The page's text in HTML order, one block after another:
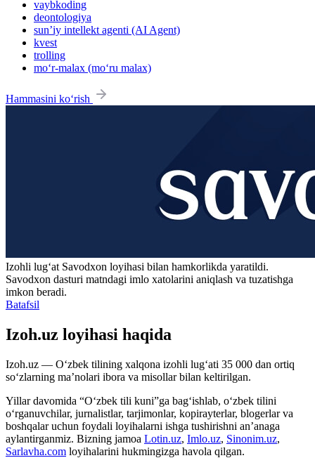
vaybkoding
deontologiya
sun’iy intellekt agenti (AI Agent)
kvest
trolling
mo‘r-malax (mo‘ru malax)
Hammasini ko‘rish
Izohli lugʻat Savodxon loyihasi bilan hamkorlikda yaratildi.
Savodxon dasturi matndagi imlo xatolarini aniqlash va tuzatishga
imkon beradi.
Batafsil
Izoh.uz loyihasi haqida
Izoh.uz — O‘zbek tilining xalqona izohli lug‘ati 35 000 dan ortiq
so‘zlarning ma’nolari ibora va misollar bilan keltirilgan.
Yillar davomida “O‘zbek tili kuni”ga bag‘ishlab, o‘zbek tilini
o‘rganuvchilar, jurnalistlar, tarjimonlar, kopirayterlar, blogerlar va
boshqalar uchun foydali loyihalarni ishga tushirishni an’anaga
aylantirganmiz. Bizning jamoa Lotin.uz, Imlo.uz, Sinonim.uz,
Sarlavha.com loyihalarini hukmingizga havola qilgan.